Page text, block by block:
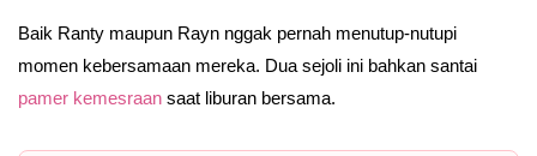
Baik Ranty maupun Rayn nggak pernah menutup-nutupi
momen kebersamaan mereka. Dua sejoli ini bahkan santai
pamer kemesraan saat liburan bersama.